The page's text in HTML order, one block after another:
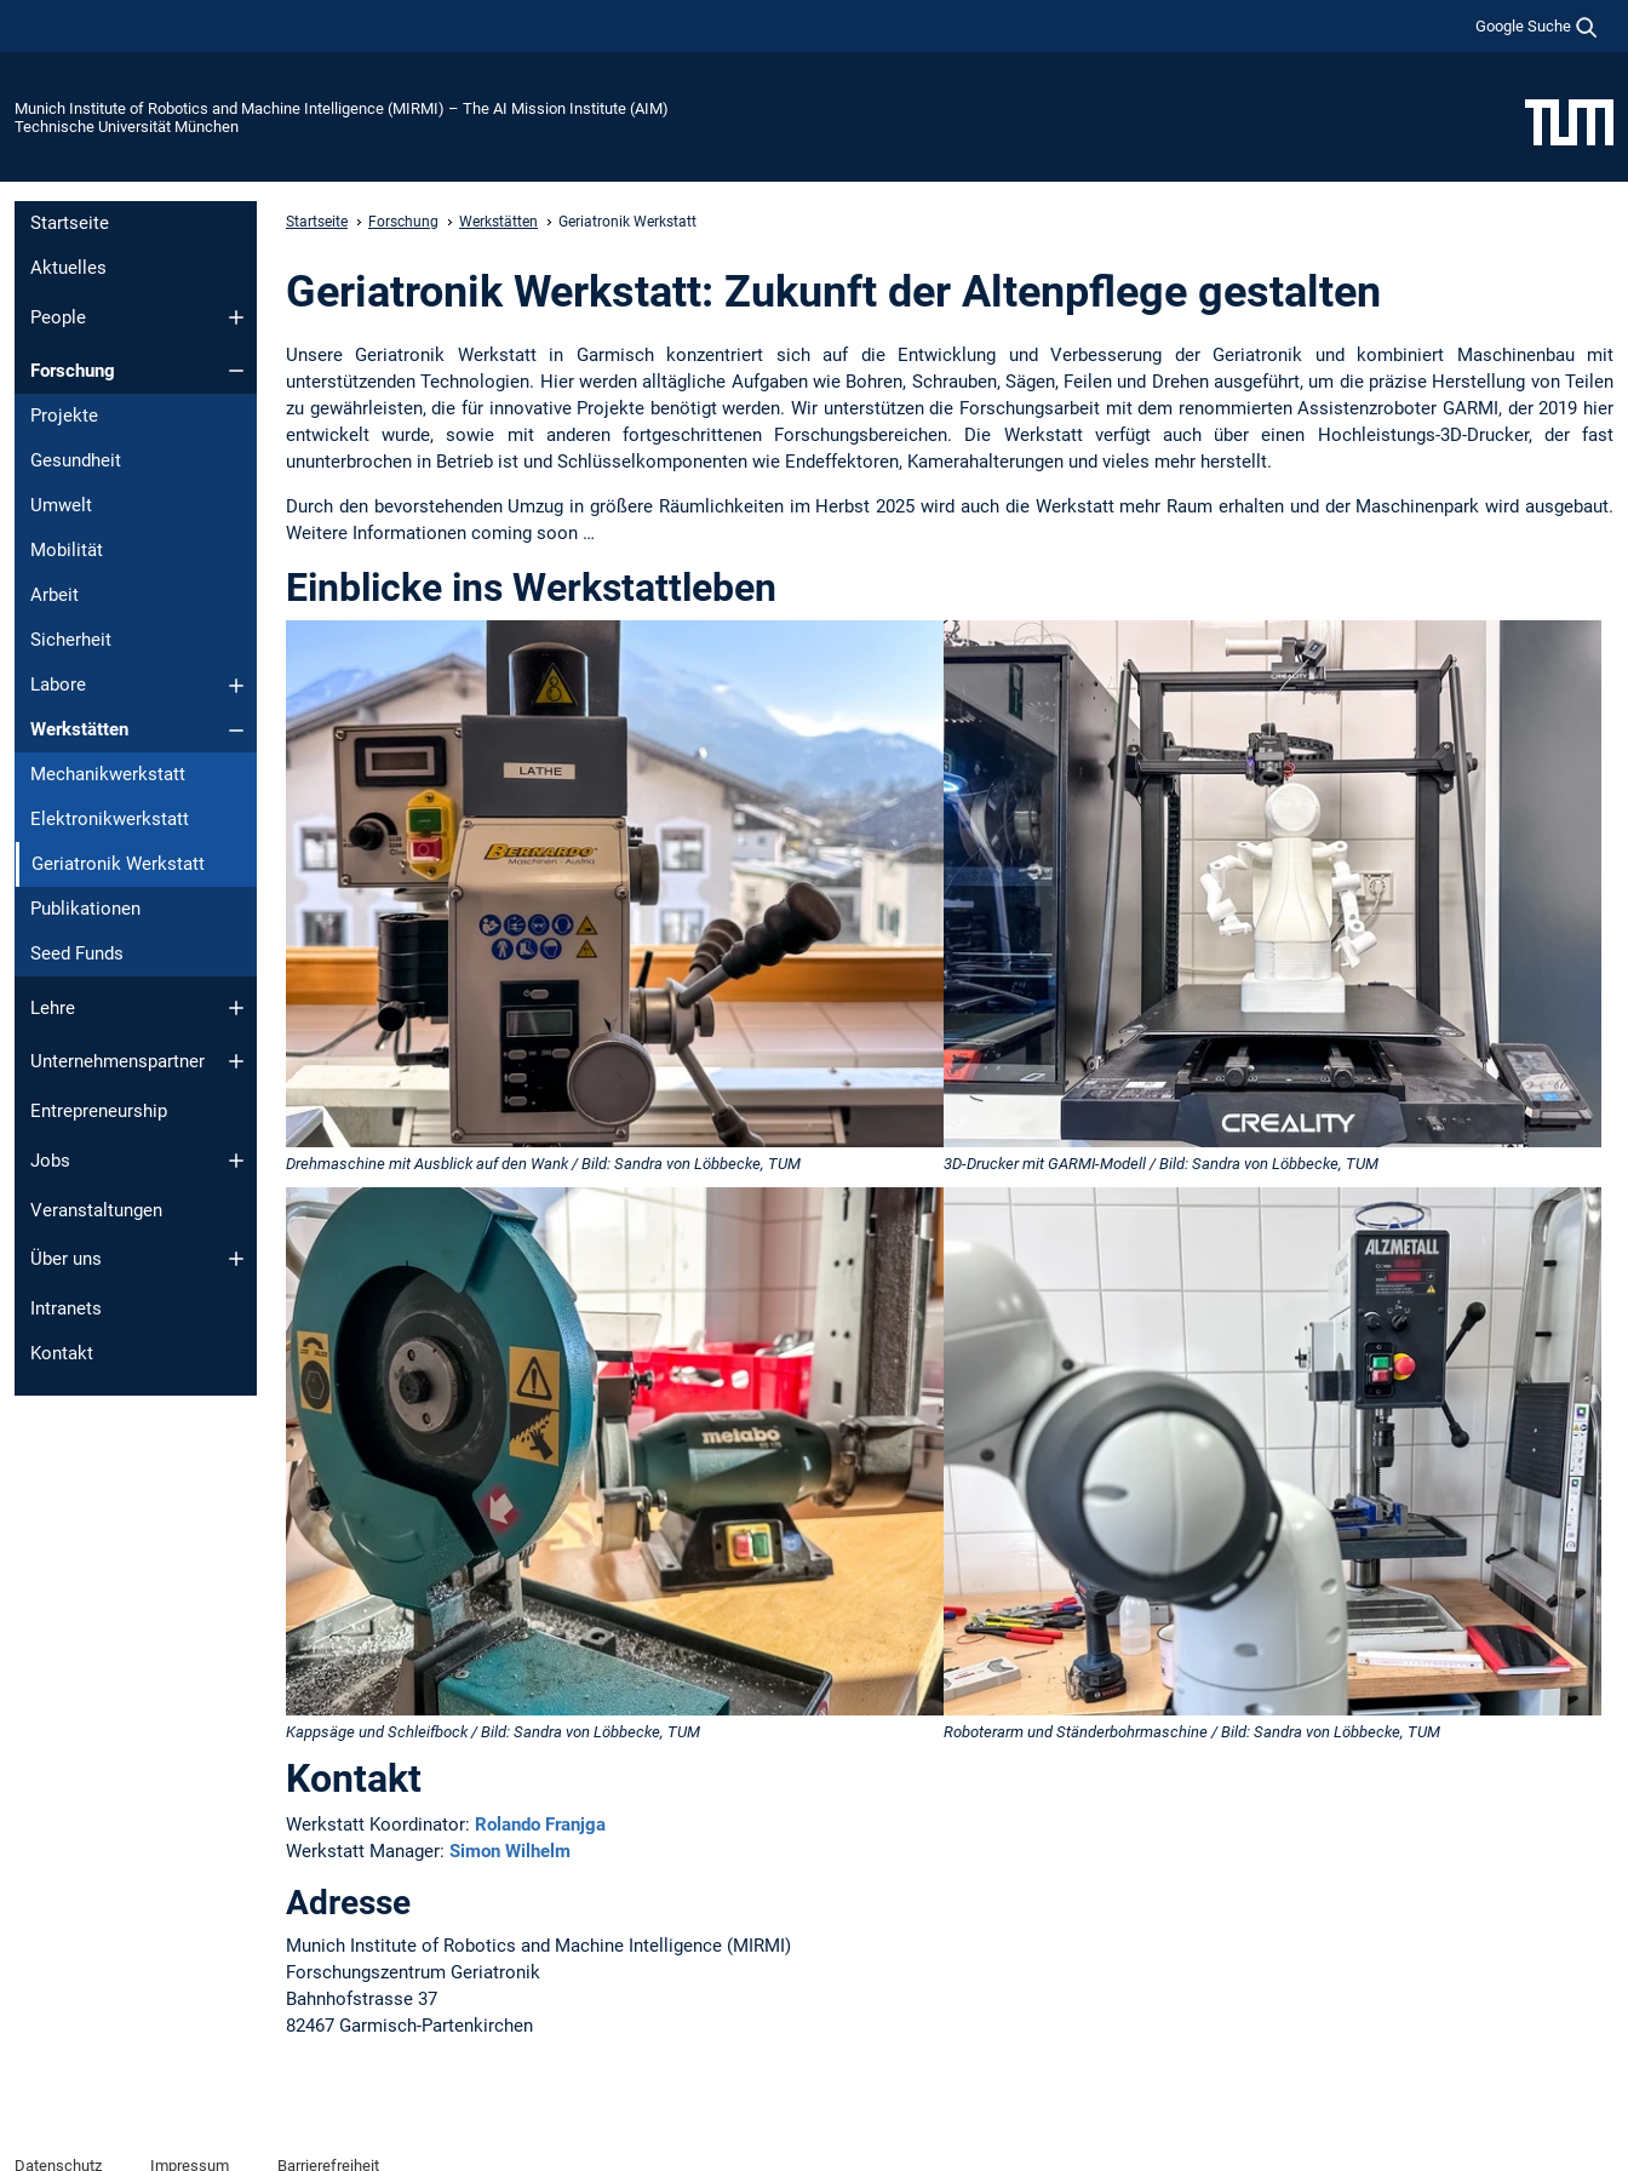
Google Suche
Munich Institute of Robotics and Machine Intelligence (MIRMI) – The AI Mission Institute (AIM)
Technische Universität München
Startseite
Aktuelles
People
Forschung
Projekte
Gesundheit
Umwelt
Mobilität
Arbeit
Sicherheit
Labore
Werkstätten
Mechanikwerkstatt
Elektronikwerkstatt
Geriatronik Werkstatt
Publikationen
Seed Funds
Lehre
Unternehmenspartner
Entrepreneurship
Jobs
Veranstaltungen
Über uns
Intranets
Kontakt
Startseite Forschung Werkstätten Geriatronik Werkstatt
Geriatronik Werkstatt: Zukunft der Altenpflege gestalten
Unsere Geriatronik Werkstatt in Garmisch konzentriert sich auf die Entwicklung und Verbesserung der Geriatronik und kombiniert Maschinenbau mit
unterstützenden Technologien. Hier werden alltägliche Aufgaben wie Bohren, Schrauben, Sägen, Feilen und Drehen ausgeführt, um die präzise Herstellung von Teilen
zu gewährleisten, die für innovative Projekte benötigt werden. Wir unterstützen die Forschungsarbeit mit dem renommierten Assistenzroboter GARMI, der 2019 hier
entwickelt wurde, sowie mit anderen fortgeschrittenen Forschungsbereichen. Die Werkstatt verfügt auch über einen Hochleistungs-3D-Drucker, der fast
ununterbrochen in Betrieb ist und Schlüsselkomponenten wie Endeffektoren, Kamerahalterungen und vieles mehr herstellt.
Durch den bevorstehenden Umzug in größere Räumlichkeiten im Herbst 2025 wird auch die Werkstatt mehr Raum erhalten und der Maschinenpark wird ausgebaut.
Weitere Informationen coming soon …
Einblicke ins Werkstattleben
Drehmaschine mit Ausblick auf den Wank / Bild: Sandra von Löbbecke, TUM 3D-Drucker mit GARMI-Modell / Bild: Sandra von Löbbecke, TUM
Kappsäge und Schleifbock / Bild: Sandra von Löbbecke, TUM Roboterarm und Ständerbohrmaschine / Bild: Sandra von Löbbecke, TUM
Kontakt
Werkstatt Koordinator: Rolando Franjga
Werkstatt Manager: Simon Wilhelm
Adresse
Munich Institute of Robotics and Machine Intelligence (MIRMI)
Forschungszentrum Geriatronik
Bahnhofstrasse 37
82467 Garmisch-Partenkirchen
Datenschutz Impressum Barrierefreiheit